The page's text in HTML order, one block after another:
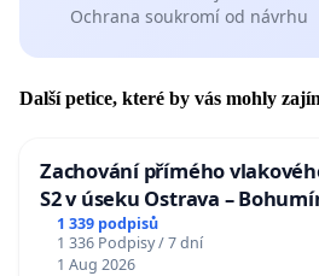
Ochrana soukromí od návrhu
Další petice, které by vás mohly
Zachování přímého
S2 v úseku Ostrava –
u Jablunkova
1 339 podpisů
1 336 Podpisy / 7 dní
1 Aug 2026